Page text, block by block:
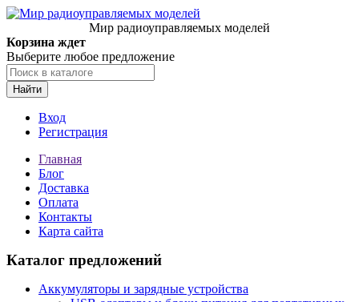
Мир радиоуправляемых моделей
Корзина ждет
Выберите любое предложение
Найти
Вход
Регистрация
Главная
Блог
Доставка
Оплата
Контакты
Карта сайта
Каталог предложений
Аккумуляторы и зарядные устройства